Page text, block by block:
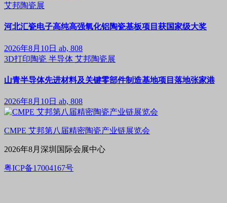
艾邦陶瓷展
河北汇瓷电子高纯高强氧化铝陶瓷基板项目获国家级大奖
2026年8月10日 ab, 808
3D打印陶瓷 半导体 艾邦陶瓷展
山青半导体先进材料及关键零部件制造基地项目落地张家港
2026年8月10日 ab, 808
CMPE 艾邦第八届精密陶瓷产业链展览会
2026年8月深圳国际会展中心
粤ICP备17004167号